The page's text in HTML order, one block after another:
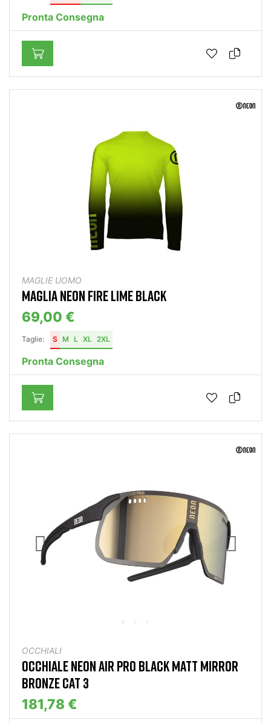
Pronta Consegna
MAGLIE UOMO
MAGLIA NEON FIRE LIME BLACK
69,00 €
Taglie: S M L XL 2XL
Pronta Consegna
OCCHIALI
OCCHIALE NEON AIR PRO BLACK MATT MIRROR
BRONZE CAT 3
181,78 €